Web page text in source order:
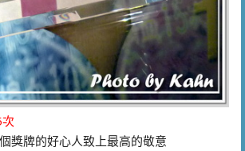
獎牌的好心人致上最高的敬意